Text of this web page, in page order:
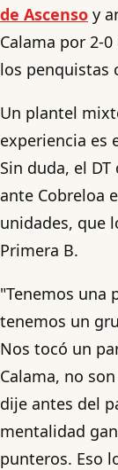
de Ascenso y
Calama por 2-
los penquistas
Un plantel
experiencia es
Sin duda, el
ante Cobreloa
unidades, que
Primera B.
"Tenemos una
tenemos un
Nos tocó un
Calama, no
dije antes del
mentalidad
punteros. Eso